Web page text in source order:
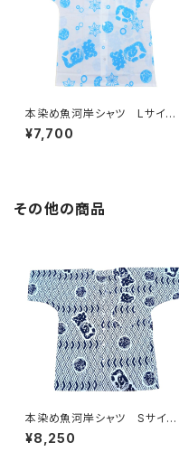
本染め魚河岸シャツ Lサイ
ズ 認定証付き 木綿晒 涼麻
柄 白×水色 日本製 注染そ
¥7,700
その他の商品
本染め魚河岸シャツ Sサイ
ズ 認定証付き 木綿晒 菱青
海波×伝統魚河岸柄 白×紺
¥8,250